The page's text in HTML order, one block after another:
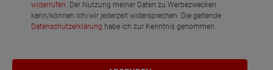
widerrufen. Der Nutzung meiner Daten zu Werbezwecken
kann/können ich/wir jederzeit widersprechen. Die geltende
Datenschutzerklärung habe ich zur Kenntnis genommen.